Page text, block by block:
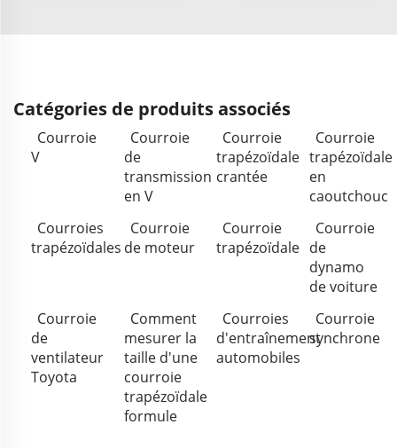
Catégories de produits associés
Courroie
V
Courroie
de
transmission
en V
Courroie
trapézoïdale
crantée
Courroie
trapézoïdale
en
caoutchouc
Courroies
trapézoïdales
Courroie
de moteur
Courroie
trapézoïdale
Courroie
de
dynamo
de voiture
Courroie
de
ventilateur
Toyota
Comment
mesurer la
taille d'une
courroie
trapézoïdale
formule
Courroies
d'entraînement
automobiles
Courroie
synchrone